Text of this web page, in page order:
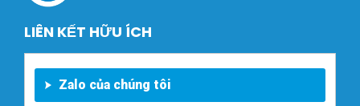
LIÊN KẾT HỮU ÍCH
Zalo của chúng tôi